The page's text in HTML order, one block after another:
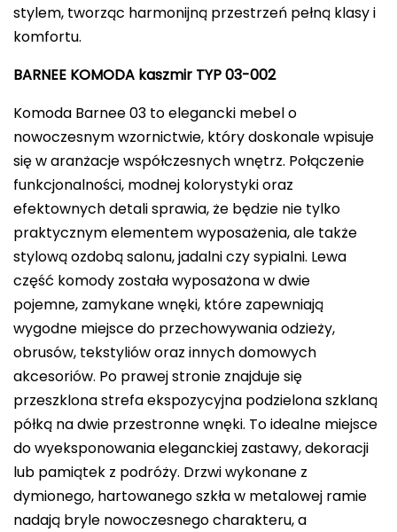
stylem, tworząc harmonijną przestrzeń pełną klasy i
komfortu.
BARNEE KOMODA kaszmir TYP 03-002
Komoda Barnee 03 to elegancki mebel o
nowoczesnym wzornictwie, który doskonale wpisuje
się w aranżacje współczesnych wnętrz. Połączenie
funkcjonalności, modnej kolorystyki oraz
efektownych detali sprawia, że będzie nie tylko
praktycznym elementem wyposażenia, ale także
stylową ozdobą salonu, jadalni czy sypialni. Lewa
część komody została wyposażona w dwie
pojemne, zamykane wnęki, które zapewniają
wygodne miejsce do przechowywania odzieży,
obrusów, tekstyliów oraz innych domowych
akcesoriów. Po prawej stronie znajduje się
przeszklona strefa ekspozycyjna podzielona szklaną
półką na dwie przestronne wnęki. To idealne miejsce
do wyeksponowania eleganckiej zastawy, dekoracji
lub pamiątek z podróży. Drzwi wykonane z
dymionego, hartowanego szkła w metalowej ramie
nadają bryle nowoczesnego charakteru, a